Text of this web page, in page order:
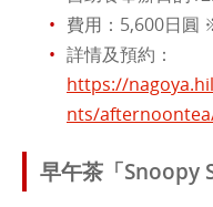
費用：5,600日圓
詳情及預約：
https://
nts/
早午茶「Snoopy